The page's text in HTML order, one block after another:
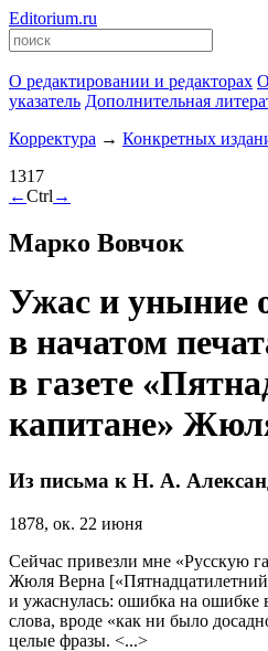
Editorium.ru
О редактировании и редакторах
указатель Дополнительная
Корректура → Конкретных
1317
←Ctrl →
Марко Вовчок
Ужас и уныние
в начатом
в газете
капитане»
Из письма к Н. А.
1878, ок. 22 июня
Сейчас привезли мне «Русскую
Жюля Верна
и ужаснулась: ошибка на ошибке
слова, вроде «как ни было
целые фразы. <...>